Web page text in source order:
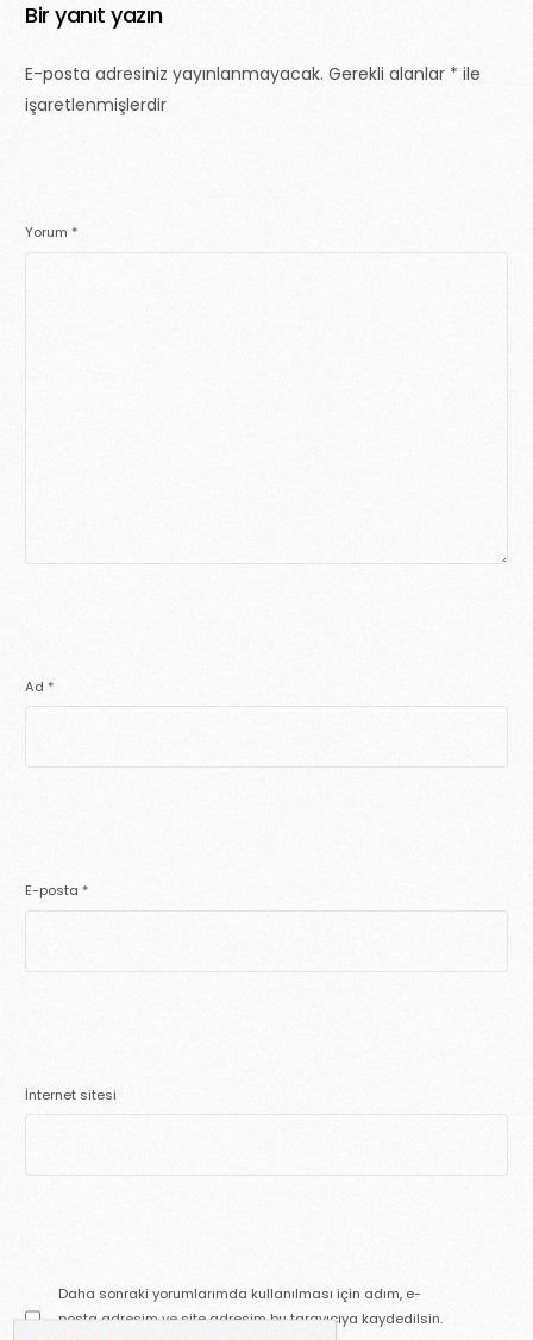
Bir yanıt yazın
E-posta adresiniz yayınlanmayacak. Gerekli alanlar * ile
işaretlenmişlerdir
Yorum *
Ad *
E-posta *
İnternet sitesi
Daha sonraki yorumlarımda kullanılması için adım, e-
posta adresim ve site adresim bu tarayıcıya kaydedilsin.